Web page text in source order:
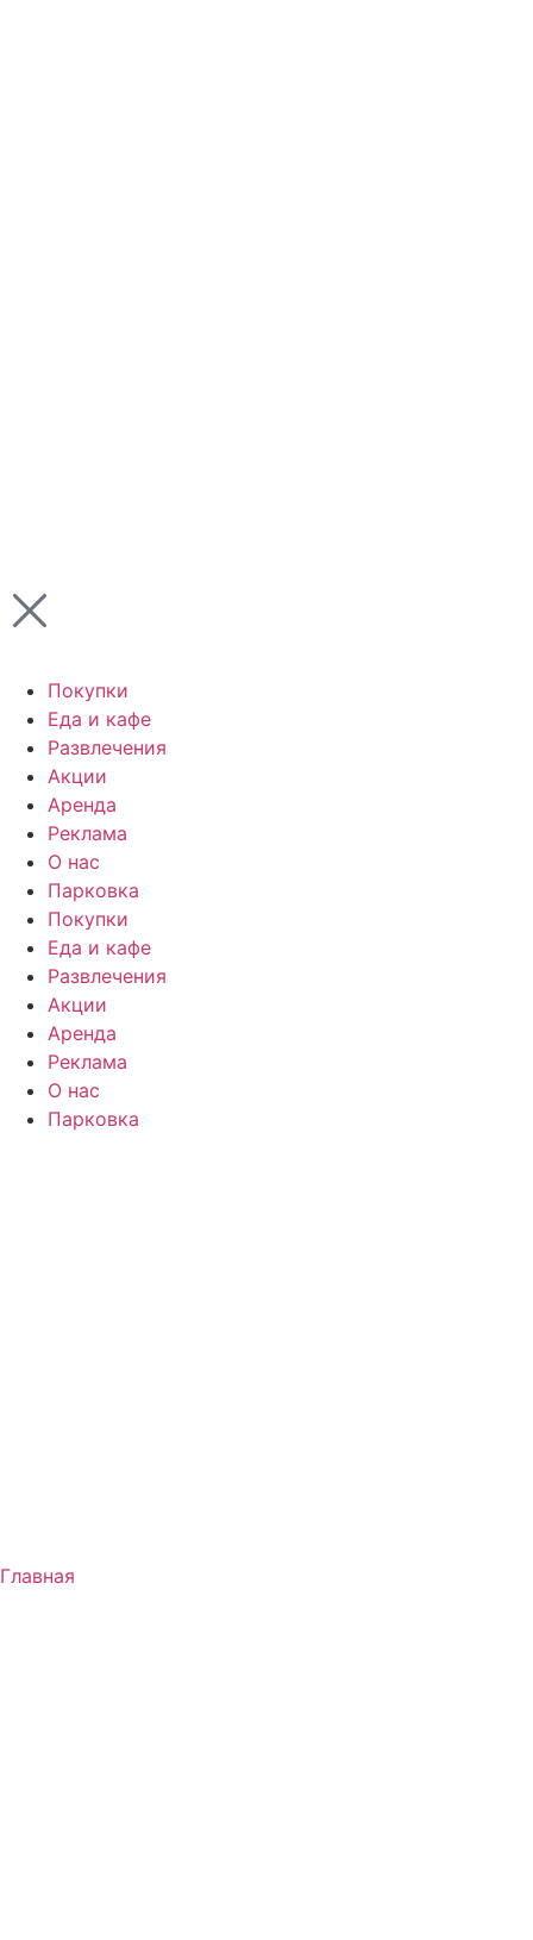
Покупки
Еда и кафе
Развлечения
Акции
Аренда
Реклама
О нас
Парковка
Покупки
Еда и кафе
Развлечения
Акции
Аренда
Реклама
О нас
Парковка
Главная